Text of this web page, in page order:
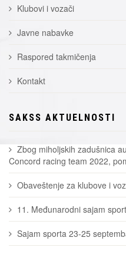
Klubovi i vozači
Javne nabavke
Raspored takmičenja
Kontakt
SAKSS AKTUELNOSTI
Zbog miholjskih zadušnica
Concord racing team 2022,
Obaveštenje za klubove i
11. Međunarodni sajam
Sajam sporta 23-25